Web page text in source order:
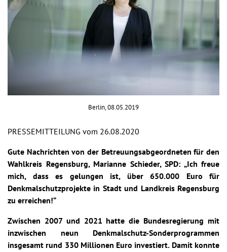
Berlin, 08.05.2019
PRESSEMITTEILUNG vom 26.08.2020
Gute Nachrichten von der Betreuungsabgeordneten für den
Wahlkreis Regensburg, Marianne Schieder, SPD: „Ich freue
mich, dass es gelungen ist, über 650.000 Euro für
Denkmalschutzprojekte in Stadt und Landkreis Regensburg
zu erreichen!“
Zwischen 2007 und 2021 hatte die Bundesregierung mit
inzwischen neun Denkmalschutz-Sonderprogrammen
insgesamt rund 330 Millionen Euro investiert. Damit konnte